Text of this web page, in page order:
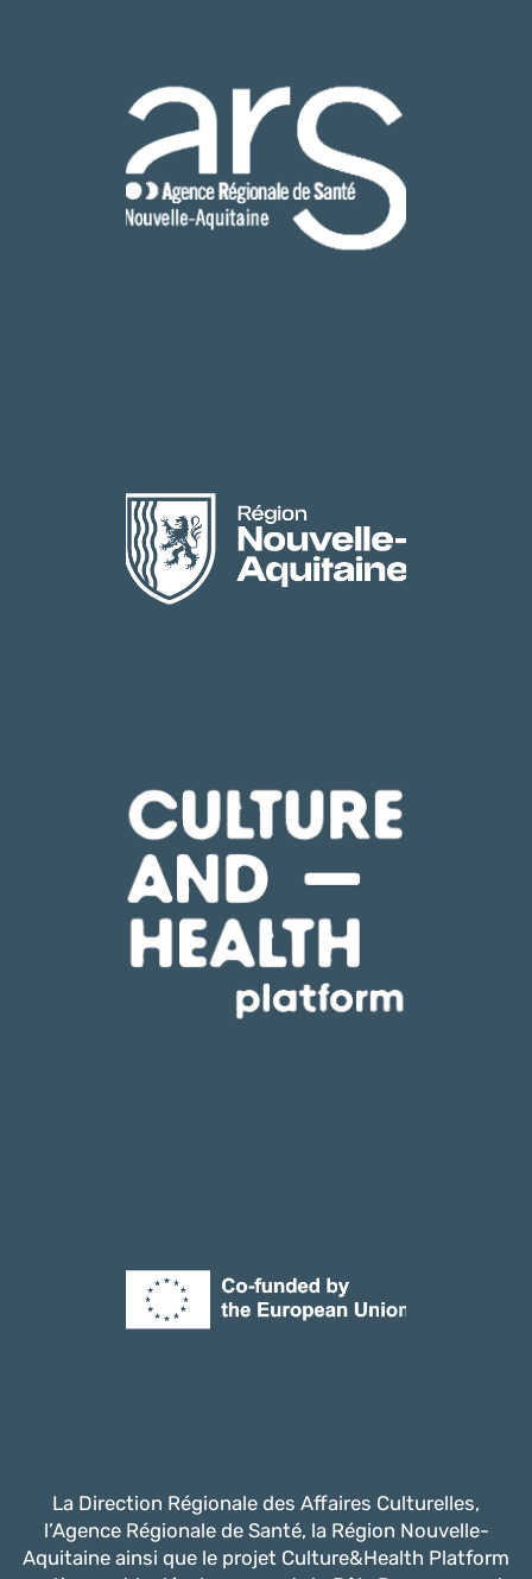
La Direction Régionale des Affaires Culturelles,
l’Agence Régionale de Santé, la Région Nouvelle-
Aquitaine ainsi que le projet Culture&Health Platform